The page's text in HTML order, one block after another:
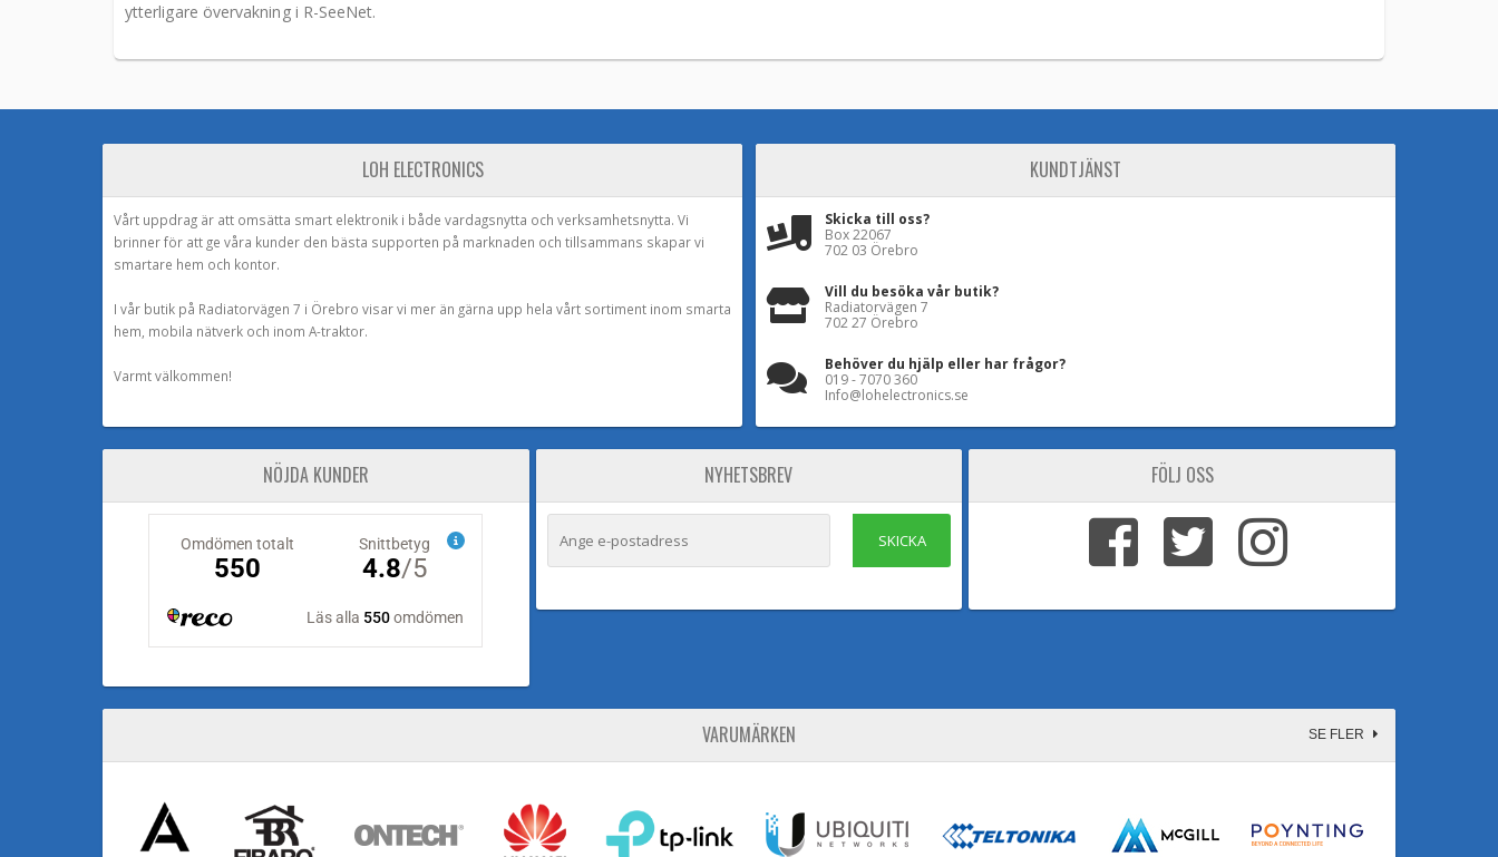
ytterligare övervakning i R-SeeNet.
LOH ELECTRONICS
Vårt uppdrag är att omsätta smart elektronik i både vardagsnytta och verksamhetsnytta. Vi
brinner för att ge våra kunder den bästa supporten på marknaden och tillsammans skapar vi
smartare hem och kontor.
I vår butik på Radiatorvägen 7 i Örebro visar vi mer än gärna upp hela vårt sortiment inom smarta
hem, mobila nätverk och inom A-traktor.
Varmt välkommen!
KUNDTJÄNST
Skicka till oss?
Box 22067
702 03 Örebro
Vill du besöka vår butik?
Radiatorvägen 7
702 27 Örebro
Behöver du hjälp eller har frågor?
019 - 7070 360
Info@lohelectronics.se
NÖJDA KUNDER NYHETSBREV
SKICKA
FÖLJ OSS
VARUMÄRKEN SE FLER